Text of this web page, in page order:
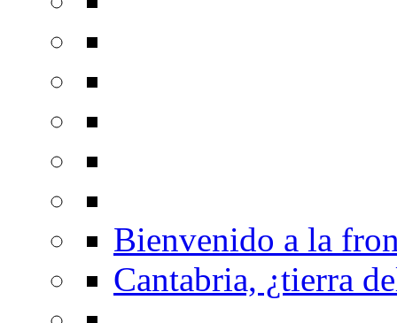
Bienvenido a la
Cantabria, ¿tierra